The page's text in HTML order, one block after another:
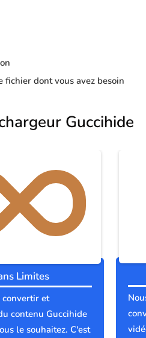
dont vous avez besoin
Guccihide
Limites
convertir et
contenu Guccihide
le souhaitez. C'est